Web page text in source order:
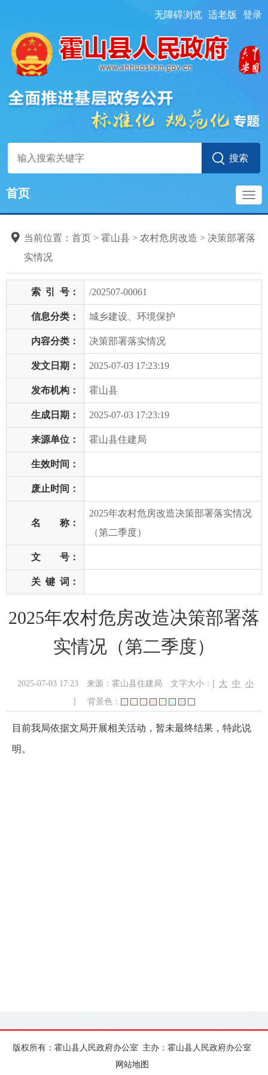
无障碍浏览 适老版 登录
首页
当前位置： 首页 > 霍山县 > 农村危房改造 > 决策部署落
实情况
索 引 号： /202507-00061
信息分类： 城乡建设、环境保护
内容分类： 决策部署落实情况
发文日期： 2025-07-03 17:23:19
发布机构： 霍山县
生成日期： 2025-07-03 17:23:19
来源单位： 霍山县住建局
生效时间：
废止时间：
名 称：
2025年农村危房改造决策部署落实情况
（第二季度）
文 号：
关 键 词：
2025年农村危房改造决策部署落
实情况（第二季度）
2025-07-03 17:23 来源：霍山县住建局 文字大小：[ 大 中
小
]
背景色：
目前我局依据文局开展相关活动，暂未最终结果，特此说
明。
版权所有：霍山县人民政府办公室 主办：霍山县人民政府办公室
网站地图